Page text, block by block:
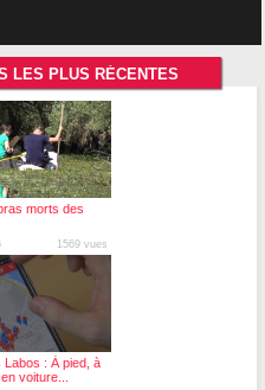
LES PLUS RÉCENTES
morts des
1569 vues
Labos : À pied, à
voiture...